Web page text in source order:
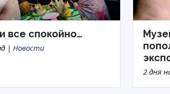
все спокойно…
| Новости
2 дня